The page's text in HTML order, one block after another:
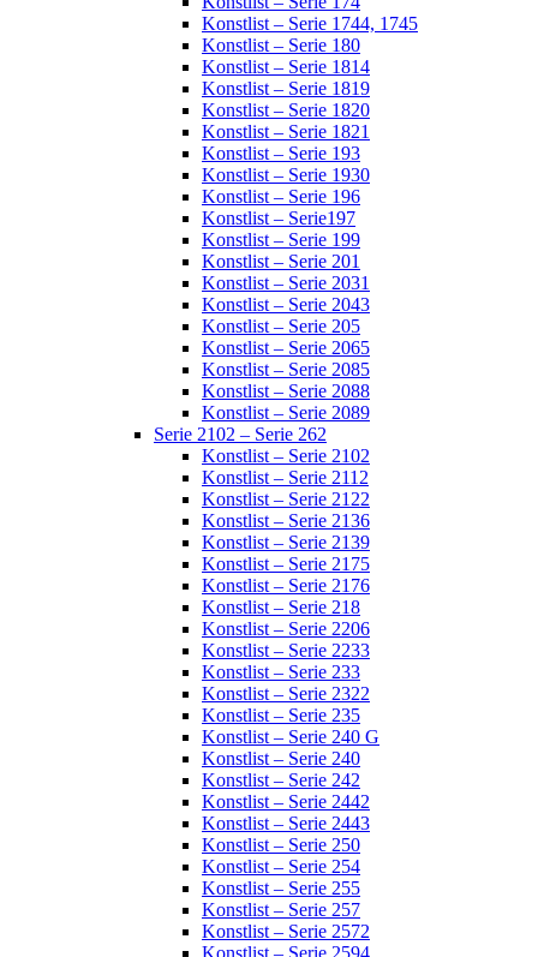
Konstlist – Serie 1744, 1745
Konstlist – Serie 180
Konstlist – Serie 1814
Konstlist – Serie 1819
Konstlist – Serie 1820
Konstlist – Serie 1821
Konstlist – Serie 193
Konstlist – Serie 1930
Konstlist – Serie 196
Konstlist – Serie197
Konstlist – Serie 199
Konstlist – Serie 201
Konstlist – Serie 2031
Konstlist – Serie 2043
Konstlist – Serie 205
Konstlist – Serie 2065
Konstlist – Serie 2085
Konstlist – Serie 2088
Konstlist – Serie 2089
Serie 2102 – Serie 262
Konstlist – Serie 2102
Konstlist – Serie 2112
Konstlist – Serie 2122
Konstlist – Serie 2136
Konstlist – Serie 2139
Konstlist – Serie 2175
Konstlist – Serie 2176
Konstlist – Serie 218
Konstlist – Serie 2206
Konstlist – Serie 2233
Konstlist – Serie 233
Konstlist – Serie 2322
Konstlist – Serie 235
Konstlist – Serie 240 G
Konstlist – Serie 240
Konstlist – Serie 242
Konstlist – Serie 2442
Konstlist – Serie 2443
Konstlist – Serie 250
Konstlist – Serie 254
Konstlist – Serie 255
Konstlist – Serie 257
Konstlist – Serie 2572
Konstlist – Serie 2594